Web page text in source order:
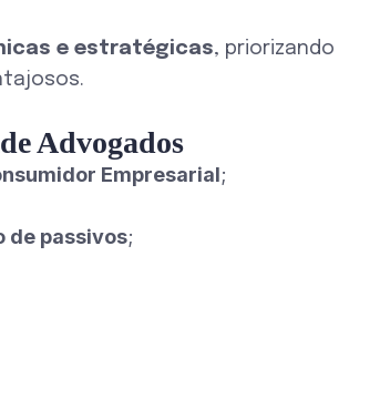
e estratégicas, priorizando
Advogados
Empresarial;
de passivos;